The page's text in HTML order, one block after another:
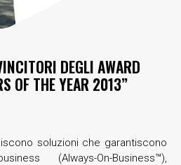
DEGLI AWARD
OF THE YEAR 2013”
soluzioni che garantiscono
(Always-On-Business™),